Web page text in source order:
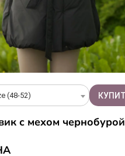
(48-52)
с мехом чернобурой